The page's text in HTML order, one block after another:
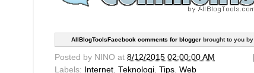
AllBlogToolsFacebook comments for blogger brought to you by
Posted by NINO at 8/12/2015 02:00:00 AM
Labels:
Internet, Teknologi, Tips, Web